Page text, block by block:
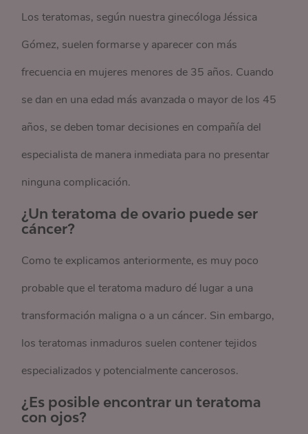
Los teratomas, según nuestra ginecóloga Jéssica
Gómez, suelen formarse y aparecer con más
frecuencia en mujeres menores de 35 años. Cuando
se dan en una edad más avanzada o mayor de los 45
años, se deben tomar decisiones en compañía del
especialista de manera inmediata para no presentar
ninguna complicación.
¿Un teratoma de ovario puede ser
cáncer?
Como te explicamos anteriormente, es muy poco
probable que el teratoma maduro dé lugar a una
transformación maligna o a un cáncer. Sin embargo,
los teratomas inmaduros suelen contener tejidos
especializados y potencialmente cancerosos.
¿Es posible encontrar un teratoma
con ojos?